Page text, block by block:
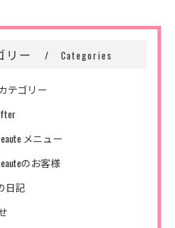
リー Categories
テゴリー
メニュー
のお客様
日記